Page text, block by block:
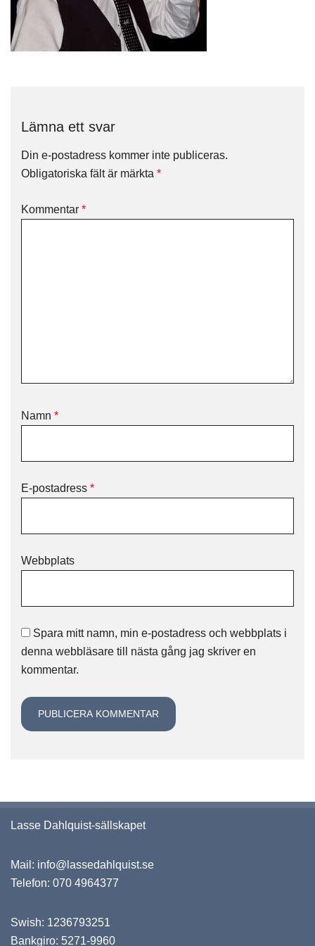
Lämna ett svar
Din e-postadress kommer inte publiceras.
Obligatoriska fält är märkta *
Kommentar *
Namn *
E-postadress *
Webbplats
Spara mitt namn, min e-postadress och webbplats i
denna webbläsare till nästa gång jag skriver en
kommentar.
Lasse Dahlquist-sällskapet
Mail: info@lassedahlquist.se
Telefon: 070 4964377
Swish: 1236793251
Bankgiro: 5271-9960